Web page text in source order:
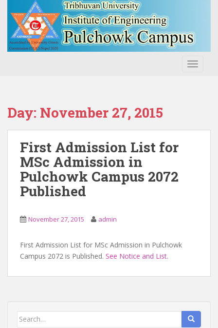
Day: November 27, 2015
First Admission List for
MSc Admission in
Pulchowk Campus 2072
Published
November 27, 2015 admin
First Admission List for MSc Admission in Pulchowk
Campus 2072 is Published. See Notice and List.
Search